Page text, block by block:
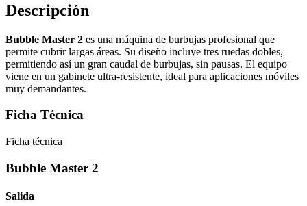
Descripción
Bubble Master 2 es una máquina de burbujas profesional que
permite cubrir largas áreas. Su diseño incluye tres ruedas dobles,
permitiendo así un gran caudal de burbujas, sin pausas. El equipo
viene en un gabinete ultra-resistente, ideal para aplicaciones móviles
muy demandantes.
Ficha Técnica
Ficha técnica
Bubble Master 2
Salida